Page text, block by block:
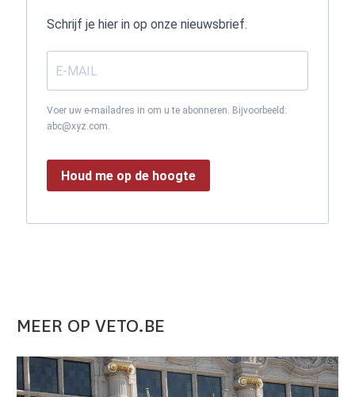
Schrijf je hier in op onze nieuwsbrief.
Voer uw e-mailadres in om u te abonneren. Bijvoorbeeld:
abc@xyz.com.
Houd me op de hoogte
MEER OP VETO.BE